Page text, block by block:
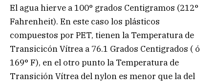
El agua hierve a 100° grados Centigramos (212°
Fahrenheit). En este caso los plásticos
compuestos por PET, tienen la Temperatura de
Transicicón Vítrea a 76.1 Grados Centigrados ( ó
169° F), en el otro punto la Temperatura de
Transición Vítrea del nylon es menor que la del